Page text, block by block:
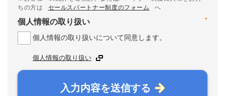
ちの方は
セールスパートナー制度のフォーム
へ
*
個人情報の取り扱い
個人情報の取り扱いについて同意します。
個人情報の取り扱い
入力内容を送信する